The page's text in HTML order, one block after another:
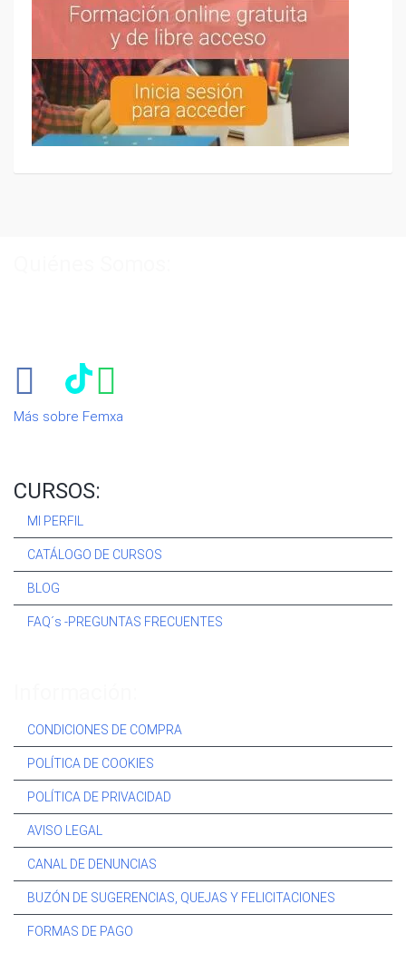
Más sobre Femxa
CURSOS:
MI PERFIL
CATÁLOGO DE CURSOS
BLOG
FAQ´s -PREGUNTAS FRECUENTES
CONDICIONES DE COMPRA
POLÍTICA DE COOKIES
POLÍTICA DE PRIVACIDAD
AVISO LEGAL
CANAL DE DENUNCIAS
BUZÓN DE SUGERENCIAS, QUEJAS Y FELICITACIONES
FORMAS DE PAGO